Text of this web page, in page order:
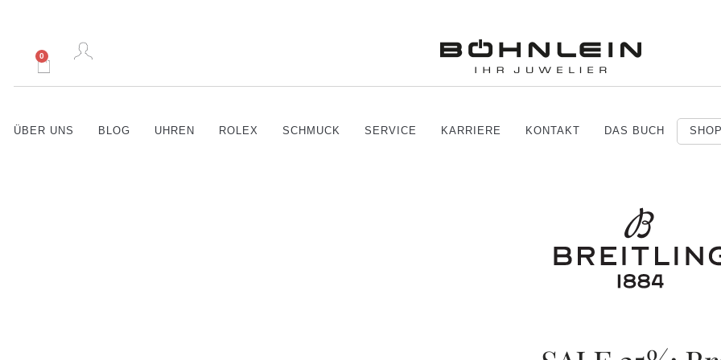
0
ÜBER UNS BLOG UHREN ROLEX SCHMUCK SERVICE KARRIERE KONTAKT DAS BUCH